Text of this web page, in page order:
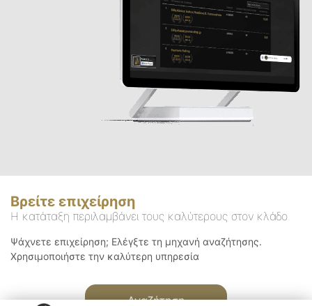
Βρείτε επιχείρηση
Η κατάταξη περιλαμβάνει τους καλύτερους στον κλάδο
Ψάχνετε επιχείρηση; Ελέγξτε τη μηχανή αναζήτησης.
Χρησιμοποιήστε την καλύτερη υπηρεσία
Αναζήτηση